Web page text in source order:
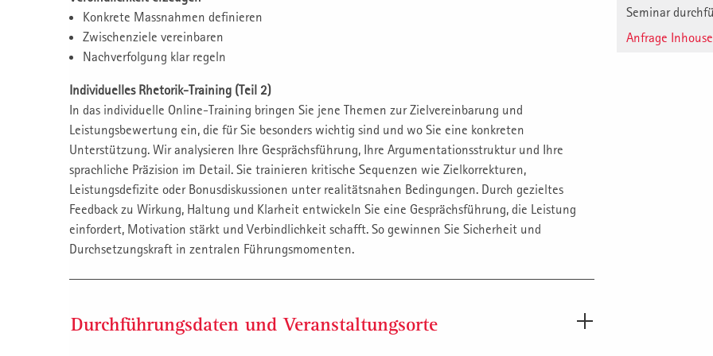
Konkrete Massnahmen definieren
Zwischenziele vereinbaren
Nachverfolgung klar regeln
Individuelles Rhetorik-Training (Teil 2)
In das individuelle Online-Training bringen Sie jene Themen zur Zielvereinbarung und
Leistungsbewertung ein, die für Sie besonders wichtig sind und wo Sie eine konkreten
Unterstützung. Wir analysieren Ihre Gesprächsführung, Ihre Argumentationsstruktur und Ihre
sprachliche Präzision im Detail. Sie trainieren kritische Sequenzen wie Zielkorrekturen,
Leistungsdefizite oder Bonusdiskussionen unter realitätsnahen Bedingungen. Durch gezieltes
Feedback zu Wirkung, Haltung und Klarheit entwickeln Sie eine Gesprächsführung, die Leistung
einfordert, Motivation stärkt und Verbindlichkeit schafft. So gewinnen Sie Sicherheit und
Durchsetzungskraft in zentralen Führungsmomenten.
Durchführungsdaten und Veranstaltungsorte
Seminar
Anfrage